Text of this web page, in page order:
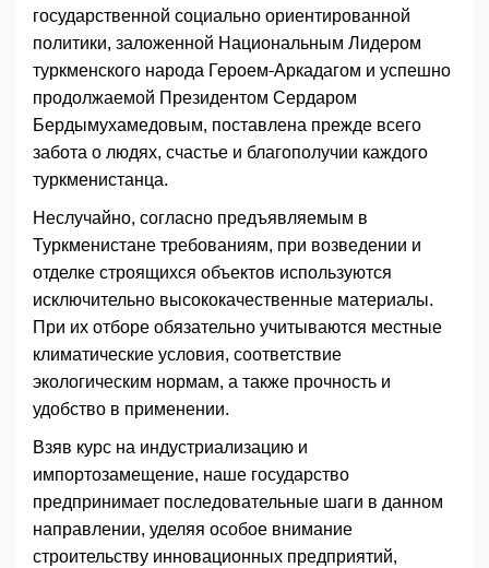
государственной социально ориентированной
политики, заложенной Национальным Лидером
туркменского народа Героем-Аркадагом и успешно
продолжаемой Президентом Сердаром
Бердымухамедовым, поставлена прежде всего
забота о людях, счастье и благополучии каждого
туркменистанца.
Неслучайно, согласно предъявляемым в
Туркменистане требованиям, при возведении и
отделке строящихся объектов используются
исключительно высококачественные материалы.
При их отборе обязательно учитываются местные
климатические условия, соответствие
экологическим нормам, а также прочность и
удобство в применении.
Взяв курс на индустриализацию и
импортозамещение, наше государство
предпринимает последовательные шаги в данном
направлении, уделяя особое внимание
строительству инновационных предприятий,